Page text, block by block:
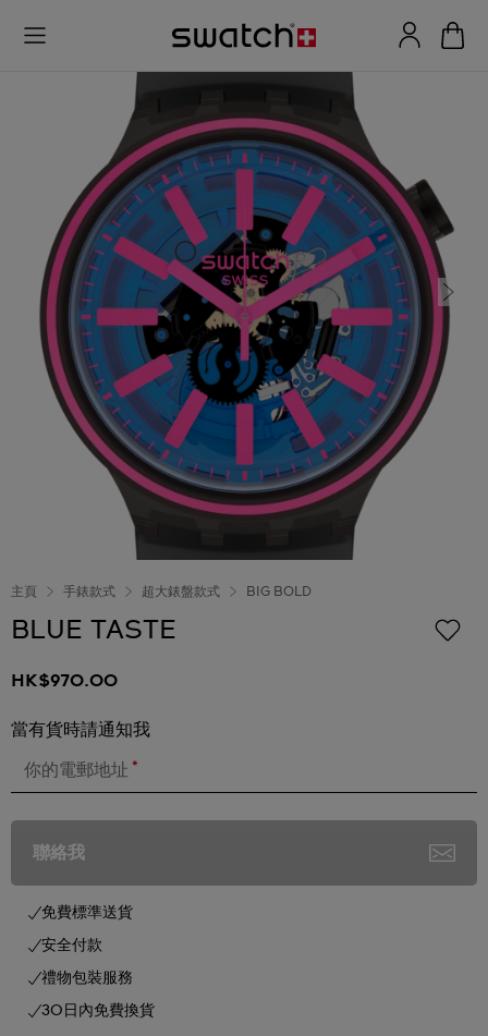
主頁 手錶款式 超大錶盤款式 BIG BOLD
BLUE TASTE
HK$970.00
當有貨時請通知我
你的電郵地址 *
聯絡我
免費標準送貨
安全付款
禮物包裝服務
30日內免費換貨